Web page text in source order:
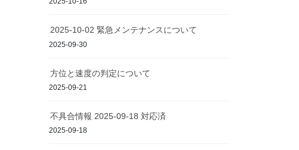
2025-10-02 緊急メンテナンスについて
2025-09-30
方位と速度の判定について
2025-09-21
不具合情報 2025-09-18 対応済
2025-09-18